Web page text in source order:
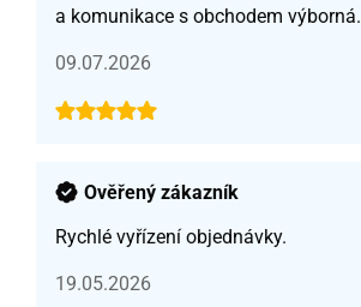
a komunikace s obchodem výborná.
09.07.2026
Ověřený zákazník
Rychlé vyřízení objednávky.
19.05.2026